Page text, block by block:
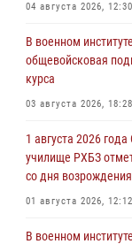
04 августа 2026, 12:30
В военном
общевойсковая
курса
03 августа 2026, 18:28
1 августа 2026
училище РХБЗ
со дня возрождения
01 августа 2026, 12:12
В военном